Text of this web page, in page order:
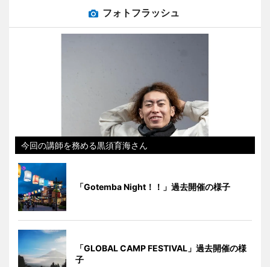
フォトフラッシュ
今回の講師を務める黒須育海さん
「Gotemba Night！！」過去開催の様子
「GLOBAL CAMP FESTIVAL」過去開催の様
子